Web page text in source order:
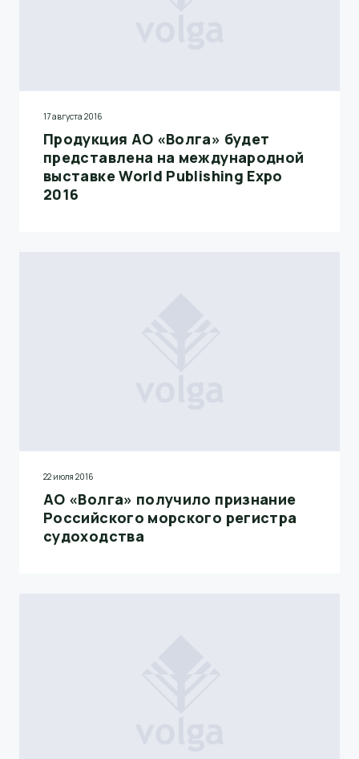
17 августа 2016
Продукция АО «Волга» будет
представлена на международной
выставке World Publishing Expo
2016
22 июля 2016
АО «Волга» получило признание
Российского морского регистра
судоходства